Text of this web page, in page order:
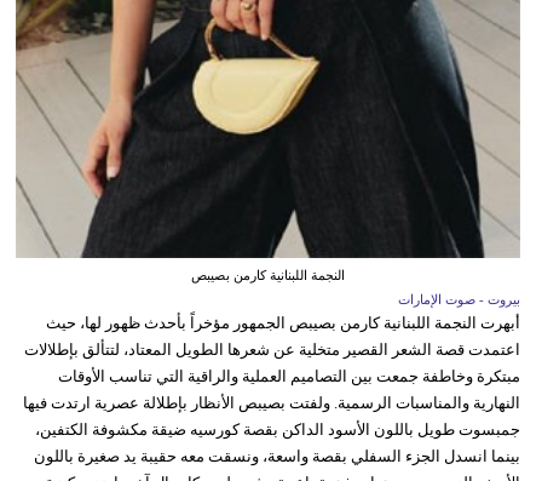
النجمة اللبنانية كارمن بصيبص
بيروت - صوت الإمارات
أبهرت النجمة اللبنانية كارمن بصيبص الجمهور مؤخراً بأحدث ظهور لها، حيث
اعتمدت قصة الشعر القصير متخلية عن شعرها الطويل المعتاد، لتتألق بإطلالات
مبتكرة وخاطفة جمعت بين التصاميم العملية والراقية التي تناسب الأوقات
النهارية والمناسبات الرسمية. ولفتت بصيبص الأنظار بإطلالة عصرية ارتدت فيها
جمبسوت طويل باللون الأسود الداكن بقصة كورسيه ضيقة مكشوفة الكتفين،
بينما انسدل الجزء السفلي بقصة واسعة، ونسقت معه حقيبة يد صغيرة باللون